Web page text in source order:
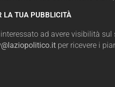
LA TUA PUBBLICITÀ
ad avere visibilità sul
per ricevere i